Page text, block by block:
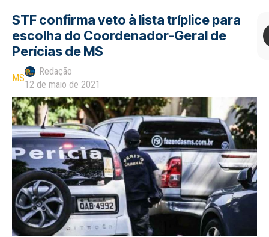
STF confirma veto à lista tríplice para
escolha do Coordenador-Geral de
Perícias de MS
MS
Redação
12 de maio de 2021